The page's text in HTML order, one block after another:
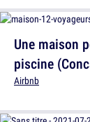
Une maison
piscine
Airbnb